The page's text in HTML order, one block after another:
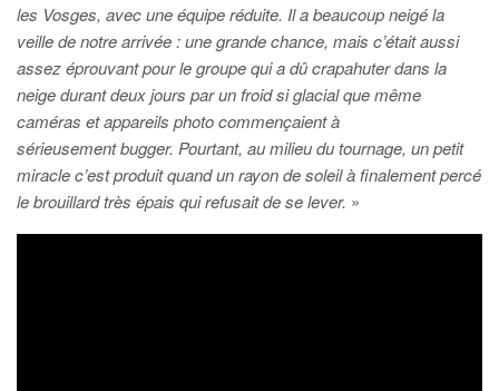
les Vosges, avec une équipe réduite. Il a beaucoup neigé la
veille de notre arrivée : une grande chance, mais c’était aussi
assez éprouvant pour le groupe qui a dû crapahuter dans la
neige durant deux jours par un froid si glacial que même
caméras et appareils photo commençaient à
sérieusement bugger. Pourtant, au milieu du tournage, un petit
miracle c’est produit quand un rayon de soleil à finalement percé
le brouillard très épais qui refusait de se lever. »